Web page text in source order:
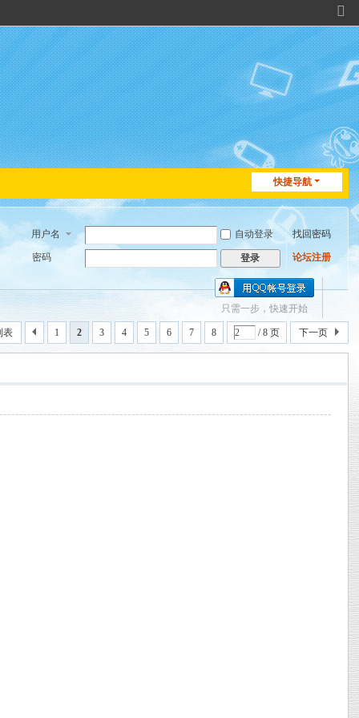
切
换
到
窄
版
快捷导航
用户名 自动登录 找回密码
密码 登录 论坛注册
只需一步，快速开始
1 2 3 4 5 6 7 8 / 8 页 下一页
表